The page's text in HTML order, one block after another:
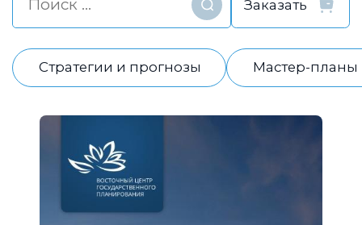
Найти
Стратегии и прогнозы Мастер-планы